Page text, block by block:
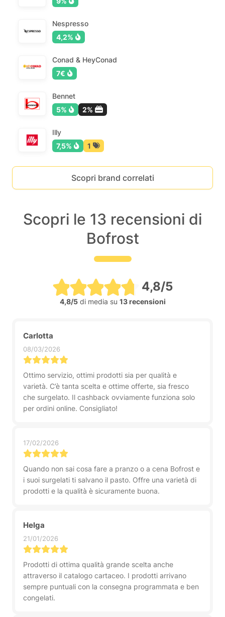
Nespresso
4,2%
Conad & HeyConad
7€
Bennet
5%
2%
Illy
7,5%
1
Scopri brand correlati
Scopri le 13 recensioni di
Bofrost
4,8/5
4,8/5di media su 13 recensioni
Carlotta
08/03/2026
Ottimo servizio, ottimi prodotti sia per qualità e
varietà. C’è tanta scelta e ottime offerte, sia fresco
che surgelato. Il cashback ovviamente funziona solo
per ordini online. Consigliato!
17/02/2026
Quando non sai cosa fare a pranzo o a cena Bofrost e
i suoi surgelati ti salvano il pasto. Offre una varietà di
prodotti e la qualità è sicuramente buona.
Helga
21/01/2026
Prodotti di ottima qualità grande scelta anche
attraverso il catalogo cartaceo. I prodotti arrivano
sempre puntuali con la consegna programmata e ben
congelati.